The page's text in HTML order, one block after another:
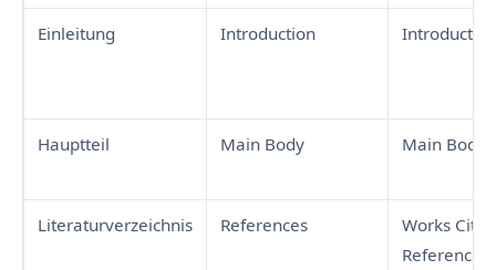
Einleitung Introduction Introduction
Hauptteil Main Body Main Body
Literaturverzeichnis References
Works
References